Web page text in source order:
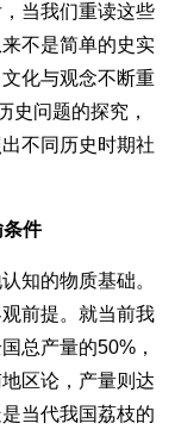
当我们重读这些
不是简单的史实
化与观念不断重
史问题的探究，
不同历史时期社
件
的物质基础。
前提。就当前我
总产量的50%，
区论，产量则达
当代我国荔枝的